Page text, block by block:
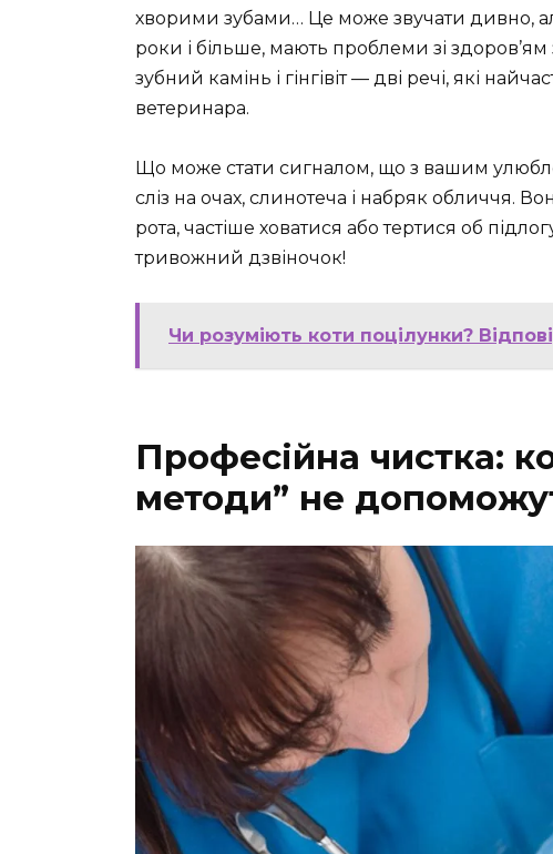
хворими зубами… Це може звучати дивно,
роки і більше, мають проблеми зі
зубний камінь і гінгівіт — дві речі, які
ветеринара.
Що може стати сигналом, що з вашим
сліз на очах, слинотеча і набряк обличчя.
рота, частіше ховатися або тертися об
тривожний дзвіночок!
Чи розуміють коти поцілунки?
Професійна чистка:
методи” не